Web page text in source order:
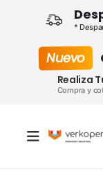
*
Nuevo
Realiza
Compra y